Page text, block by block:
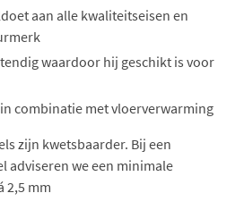
aan alle kwaliteitseisen en
waardoor hij geschikt is voor
combinatie met vloerverwarming
zijn kwetsbaarder. Bij een
adviseren we een minimale
2,5 mm